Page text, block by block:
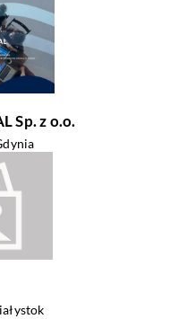
Sp. z o.o.